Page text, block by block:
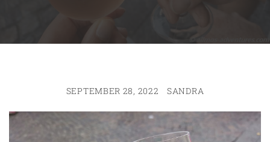
SEPTEMBER 28, 2022 SANDRA